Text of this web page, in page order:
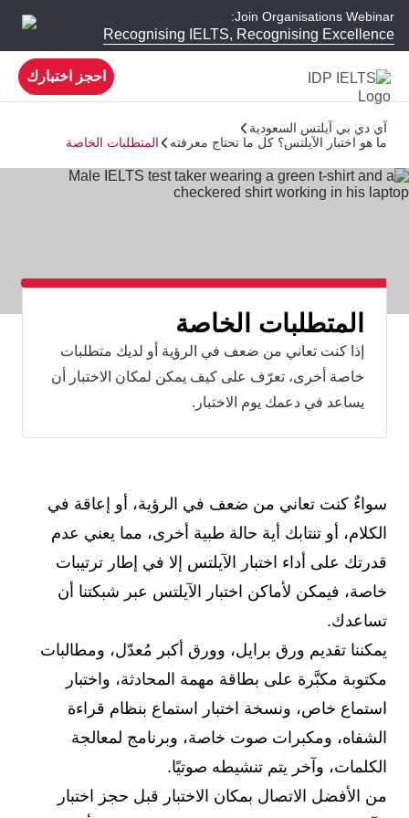
Join Organisations Webinar:
Recognising IELTS, Recognising Excellence
احجز اختبارك
آي دي بي آيلتس السعودية
ما هو اختبار الآيلتس؟ كل ما تحتاج معرفته
المتطلبات الخاصة
المتطلبات الخاصة
إذا كنت تعاني من ضعف في الرؤية أو لديك متطلبات
خاصة أخرى، تعرّف على كيف يمكن لمكان الاختبار أن
يساعد في دعمك يوم الاختبار.
سواءٌ كنت تعاني من ضعف في الرؤية، أو إعاقة في
الكلام، أو تنتابك أية حالة طبية أخرى، مما يعني عدم
قدرتك على أداء اختبار الآيلتس إلا في إطار ترتيبات
خاصة، فيمكن لأماكن اختبار الآيلتس عبر شبكتنا أن
تساعدك.
يمكننا تقديم ورق برايل، وورق أكبر مُعدّل، ومطالبات
مكتوبة مكبَّرة على بطاقة مهمة المحادثة، واختبار
استماع خاص، ونسخة اختبار استماع بنظام قراءة
الشفاه، ومكبرات صوت خاصة، وبرنامج لمعالجة
الكلمات، وآخر يتم تنشيطه صوتيًا.
من الأفضل الاتصال بمكان الاختبار قبل حجز اختبار